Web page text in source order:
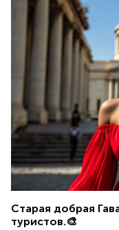
Старая добрая
туристов.🎨